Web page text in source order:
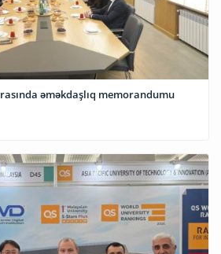
əməkdaşlıq memorandumu